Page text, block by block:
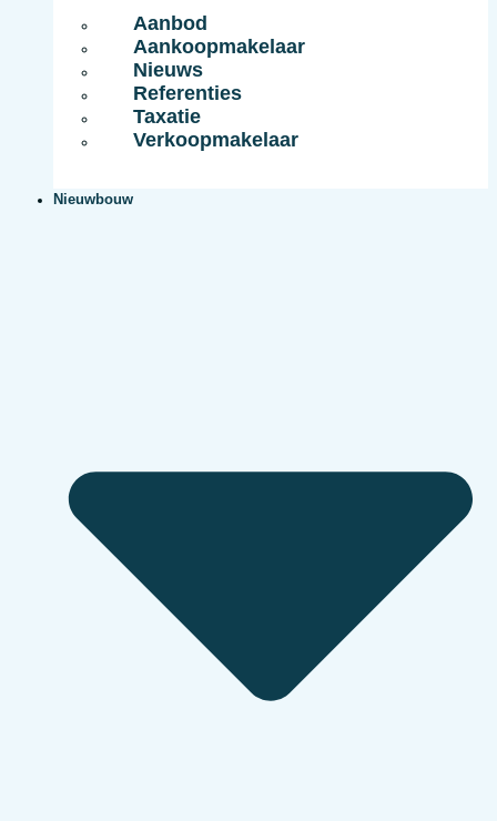
Aanbod
Aankoopmakelaar
Nieuws
Referenties
Taxatie
Verkoopmakelaar
Nieuwbouw